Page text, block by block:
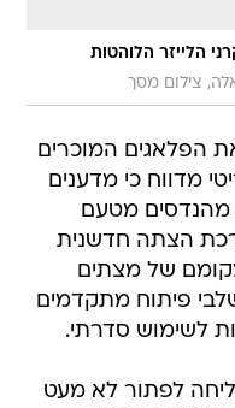
הלייזר הלוהטות
צילום מסך
הפלאגים המוכרים
מדווח כי מדענים
מהנדסים מטעם
הצתה חדשנית
של מצתים
פיתוח מתקדמים
לשימוש סדרתי.
לפתור לא מעט